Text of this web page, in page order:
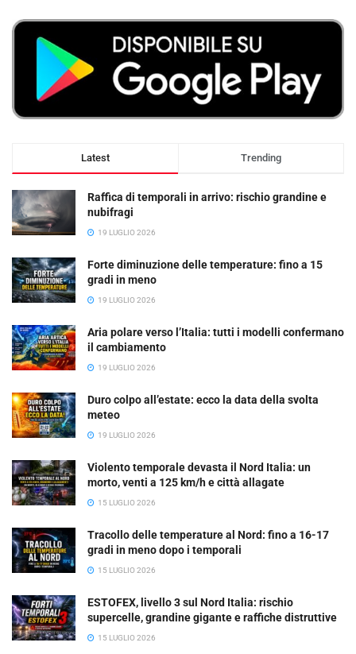
Latest Trending
Raffica di temporali in arrivo: rischio grandine e
nubifragi
19 LUGLIO 2026
Forte diminuzione delle temperature: fino a 15
gradi in meno
19 LUGLIO 2026
Aria polare verso l’Italia: tutti i modelli confermano
il cambiamento
19 LUGLIO 2026
Duro colpo all’estate: ecco la data della svolta
meteo
19 LUGLIO 2026
Violento temporale devasta il Nord Italia: un
morto, venti a 125 km/h e città allagate
15 LUGLIO 2026
Tracollo delle temperature al Nord: fino a 16-17
gradi in meno dopo i temporali
15 LUGLIO 2026
ESTOFEX, livello 3 sul Nord Italia: rischio
supercelle, grandine gigante e raffiche distruttive
15 LUGLIO 2026